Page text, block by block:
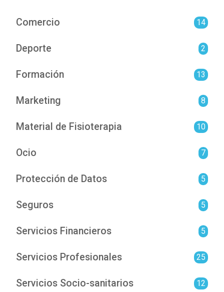
Comercio 14
Deporte 2
Formación 13
Marketing 8
Material de Fisioterapia 10
Ocio 7
Protección de Datos 5
Seguros 5
Servicios Financieros 5
Servicios Profesionales 25
Servicios Socio-sanitarios 12